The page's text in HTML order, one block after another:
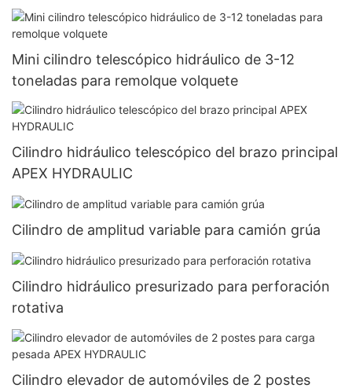
Mini cilindro telescópico hidráulico de 3-12
toneladas para remolque volquete
Cilindro hidráulico telescópico del brazo principal
APEX HYDRAULIC
Cilindro de amplitud variable para camión grúa
Cilindro hidráulico presurizado para perforación
rotativa
Cilindro elevador de automóviles de 2 postes